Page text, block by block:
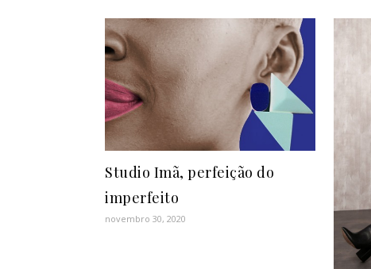
Studio Imã, perfeição do
imperfeito
novembro 30, 2020